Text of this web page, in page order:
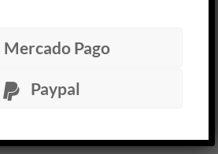
NEWSLETTER
Mercado Pago
Paypal